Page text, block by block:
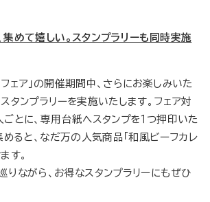
集めて嬉しい。スタンプラリーも同時実施
ェア」の開催期間中、さらにお楽しみいた
タンプラリーを実施いたします。フェア対
とに、専用台紙へスタンプを１つ押印いた
めると、なだ万の人気商品「和風ビーフカレ
す。
ながら、お得なスタンプラリーにもぜひ